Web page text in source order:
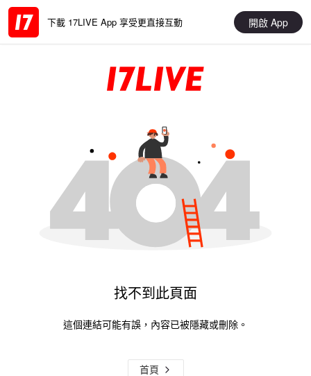
下載 17LIVE App 享受更直接互動 開啟 App
找不到此頁面
這個連結可能有誤，內容已被隱藏或刪除。
首頁